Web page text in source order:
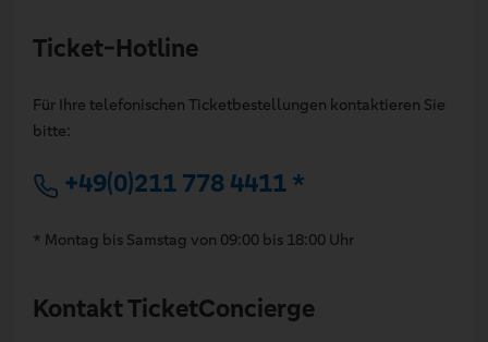
Ticket-Hotline
Für Ihre telefonischen Ticketbestellungen kontaktieren Sie
bitte:
+49(0)211 778 4411 *
* Montag bis Samstag von 09:00 bis 18:00 Uhr
Kontakt TicketConcierge